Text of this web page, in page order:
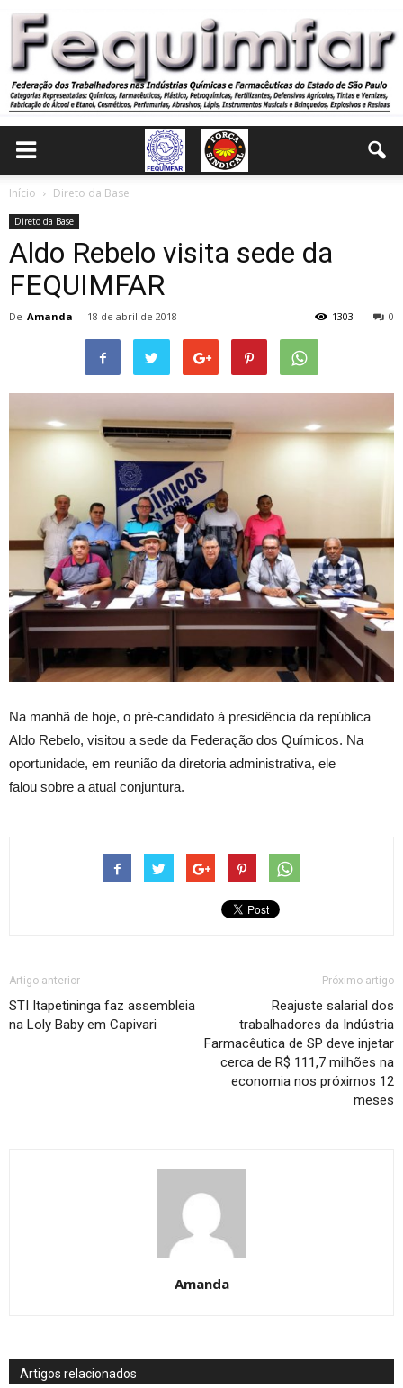
Início Direto da Base
Direto da Base
Aldo Rebelo visita sede da
FEQUIMFAR
De Amanda - 18 de abril de 2018 0
1303
Na manhã de hoje, o pré-candidato à presidência da república
Aldo Rebelo, visitou a sede da Federação dos Químicos. Na
oportunidade, em reunião da diretoria administrativa, ele
falou sobre a atual conjuntura.
Artigo anterior
STI Itapetininga faz assembleia
na Loly Baby em Capivari
Próximo artigo
Reajuste salarial dos
trabalhadores da Indústria
Farmacêutica de SP deve injetar
cerca de R$ 111,7 milhões na
economia nos próximos 12
meses
Amanda
Artigos relacionados